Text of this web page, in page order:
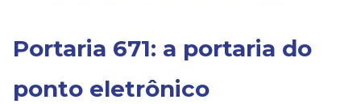
Portaria 671: a portaria do
ponto eletrônico